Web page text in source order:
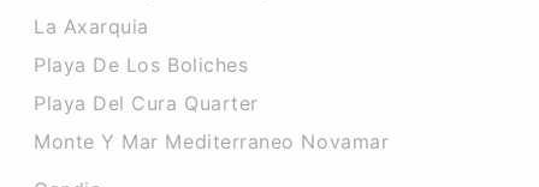
La Axarquia
Playa De Los Boliches
Playa Del Cura Quarter
Monte Y Mar Mediterraneo Novamar